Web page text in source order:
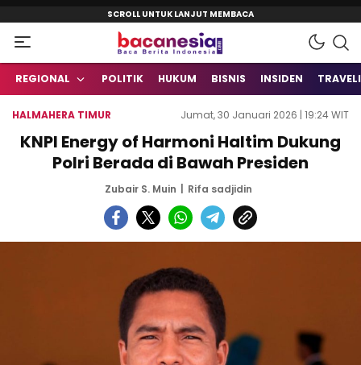
Bacanesia.com
Baca Berita Indonesia
REGIONAL POLITIK HUKUM BISNIS INSIDEN
HALMAHERA TIMUR Jumat, 30 Januari 2026 | 19:24 WIT
KNPI Energy of Harmoni Haltim Dukung
Polri Berada di Bawah Presiden
Zubair S. Muin Rifa sadjidin